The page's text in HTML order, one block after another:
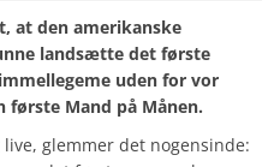
at den amerikanske
landsætte det første
uden for vor
første Mand på Månen.
glemmer det nogensinde: